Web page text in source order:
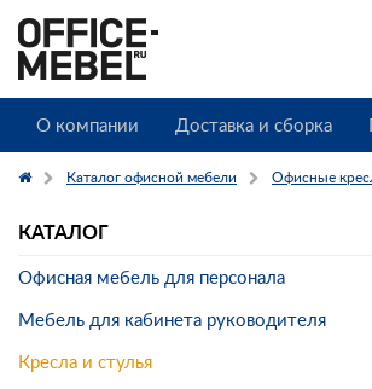
О компании Доставка и сборка
Каталог офисной мебели Офисные
КАТАЛОГ
Офисная мебель для персонала
Мебель для кабинета руководителя
Кресла и стулья